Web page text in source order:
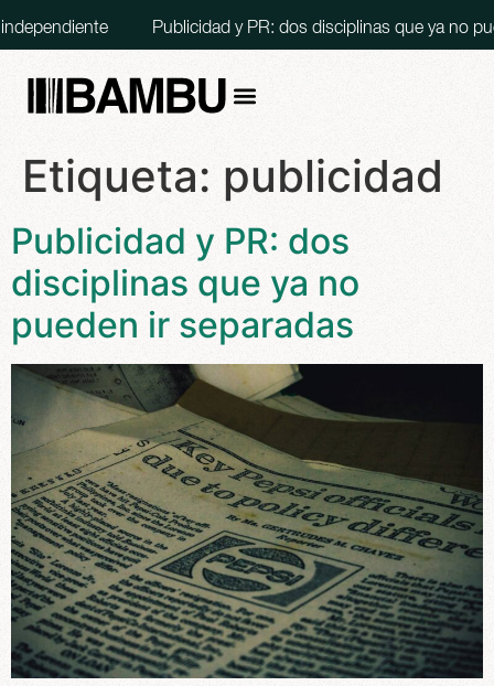
Publicidad y PR: dos disciplinas que ya no
Etiqueta: publicidad
Publicidad y PR: dos
disciplinas que ya no
pueden ir separadas